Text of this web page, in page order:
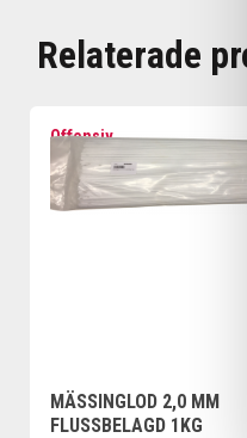
Relaterade
Offensiv
MÄSSINGLOD 2,0 MM
FLUSSBELAGD 1KG